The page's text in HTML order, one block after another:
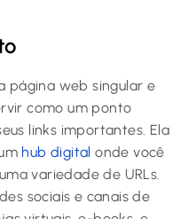
página web singular e
como um ponto
links importantes. Ela
hub digital onde você
variedade de URLs.
sociais e canais de